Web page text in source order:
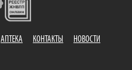
АПТЕКА КОНТАКТЫ НОВОСТИ